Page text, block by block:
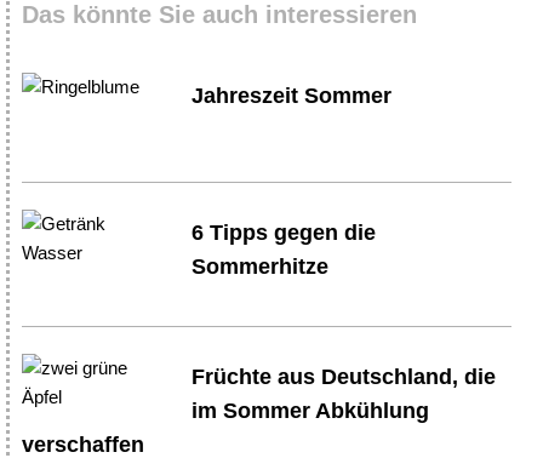
Das könnte Sie auch interessieren
Jahreszeit Sommer
6 Tipps gegen die
Sommerhitze
Früchte aus Deutschland, die
im Sommer Abkühlung
verschaffen